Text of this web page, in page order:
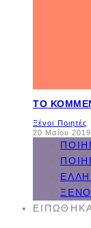
ΤΟ
Ξένοι Ποιητές
20 Μαΐου 2019